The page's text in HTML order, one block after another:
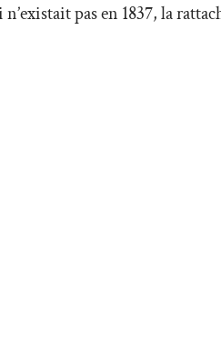
pas en 1837, la